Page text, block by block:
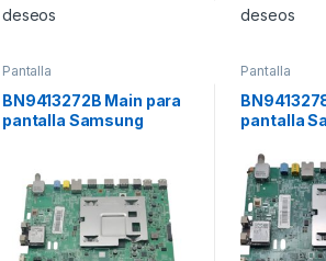
deseos
deseos
Pantalla
BN9413272B Main para
pantalla Samsung
Pantalla
pantalla